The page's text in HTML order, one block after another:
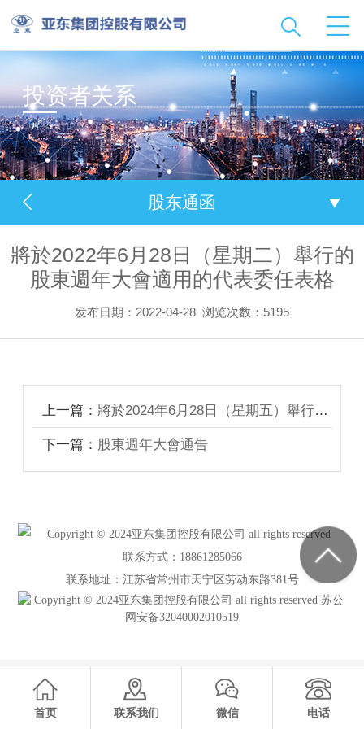
投资者关系
股东通函
將於2022年6月28日（星期二）舉行的
股東週年大會適用的代表委任表格
发布日期：2022-04-28 浏览次数：5195
上一篇： 將於2024年6月28日（星期五）舉行的股東週年大會適用的代表委任表格
下一篇： 股東週年大會通告
Copyright © 2024亚东集团控股有限公司 all rights reserved
联系方式：18861285066
联系地址：江苏省常州市天宁区劳动东路381号
Copyright © 2024亚东集团控股有限公司 all rights reserved 苏公
网安备32040002010519
首页 联系我们 微信 电话